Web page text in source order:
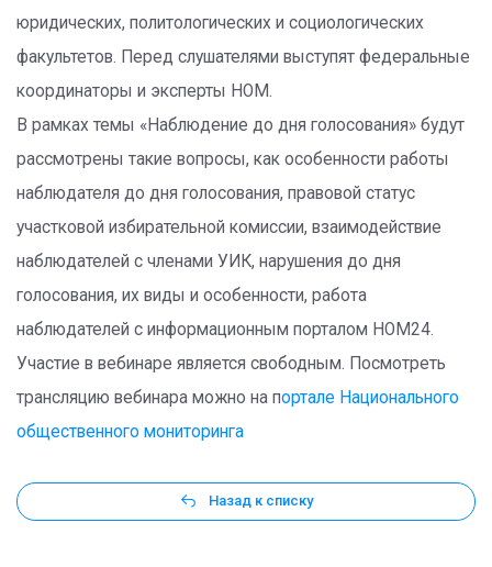
юридических, политологических и социологических
факультетов. Перед слушателями выступят федеральные
координаторы и эксперты НОМ.
В рамках темы «Наблюдение до дня голосования» будут
рассмотрены такие вопросы, как особенности работы
наблюдателя до дня голосования, правовой статус
участковой избирательной комиссии, взаимодействие
наблюдателей с членами УИК, нарушения до дня
голосования, их виды и особенности, работа
наблюдателей с информационным порталом НОМ24.
Участие в вебинаре является свободным. Посмотреть
трансляцию вебинара можно на портале Национального
общественного мониторинга
Назад к списку